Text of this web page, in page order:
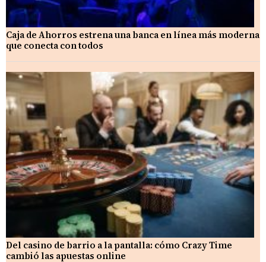
Caja de Ahorros estrena una banca en línea más moderna
que conecta con todos
Del casino de barrio a la pantalla: cómo Crazy Time
cambió las apuestas online